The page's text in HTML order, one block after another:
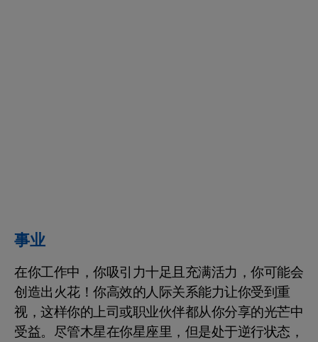
事业
在你工作中，你吸引力十足且充满活力，你可能会
创造出火花！你高效的人际关系能力让你受到重
视，这样你的上司或职业伙伴都从你分享的光芒中
受益。尽管木星在你星座里，但是处于逆行状态，